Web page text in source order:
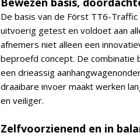
De basis van de Först TT6-
uitvoerig getest en voldoet aan
afnemers niet alleen een
beproefd concept. De
een drieassig
draaibare invoer maakt werken
en veiliger.
Zelfvoorzienend en in